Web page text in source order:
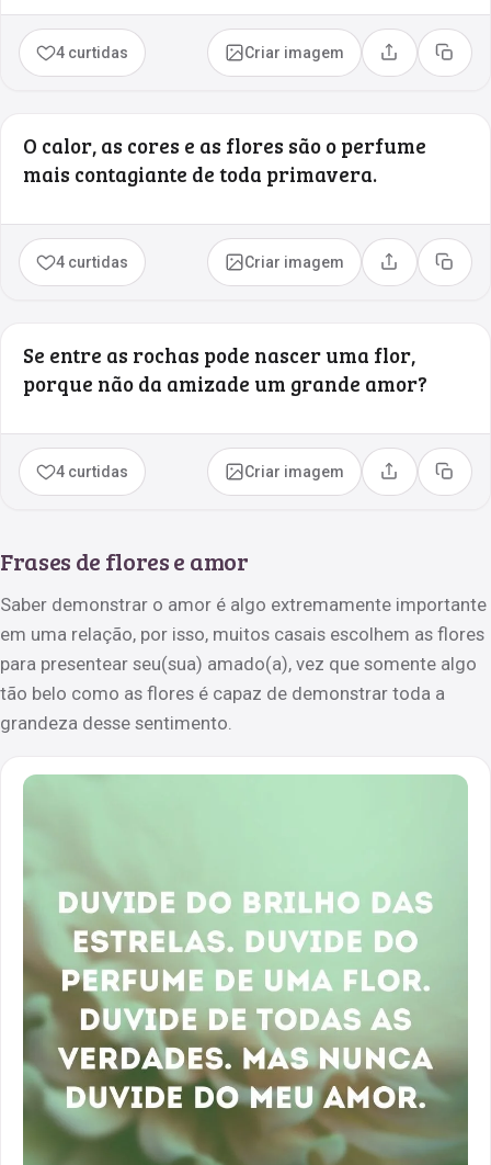
4 curtidas Criar imagem Compartilhar
Copiar
O calor, as cores e as flores são o perfume
mais contagiante de toda primavera.
4 curtidas Criar imagem Compartilhar
Copiar
Se entre as rochas pode nascer uma flor,
porque não da amizade um grande amor?
4 curtidas Criar imagem Compartilhar
Copiar
Frases de flores e amor
Saber demonstrar o amor é algo extremamente importante
em uma relação, por isso, muitos casais escolhem as flores
para presentear seu(sua) amado(a), vez que somente algo
tão belo como as flores é capaz de demonstrar toda a
grandeza desse sentimento.